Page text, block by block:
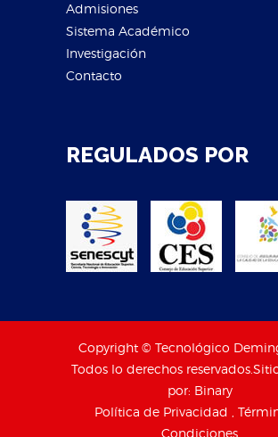
Admisiones
Sistema Académico
Investigación
Contacto
REGULADOS POR
Copyright © Tecnológico
Todos lo derechos
por: Binary
Política de Privacidad ,
Condiciones